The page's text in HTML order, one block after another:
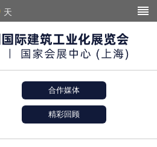
天
合作媒体
精彩回顾